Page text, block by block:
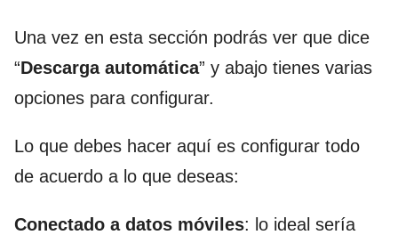
Una vez en esta sección podrás ver que dice
“Descarga automática” y abajo tienes varias
opciones para configurar.
Lo que debes hacer aquí es configurar todo
de acuerdo a lo que deseas:
Conectado a datos móviles: lo ideal sería